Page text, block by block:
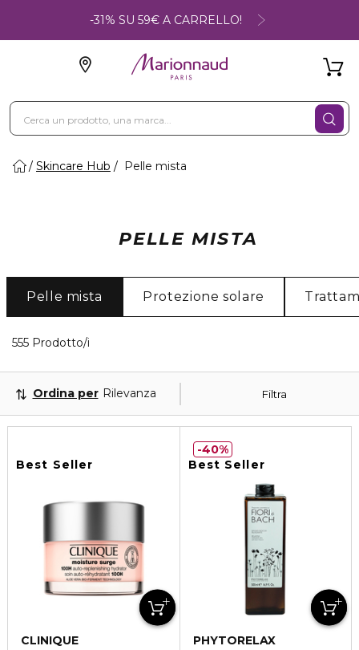
-31% SU 59€ A CARRELLO!
Skincare Hub Pelle mista
PELLE MISTA
Pelle mista Protezione solare
555 Prodotto/i
Filtra
Ordina per Rilevanza
Best Seller
CLINIQUE
Best Seller
PHYTORELAX
40%